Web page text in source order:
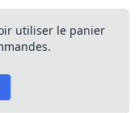
utiliser le panier